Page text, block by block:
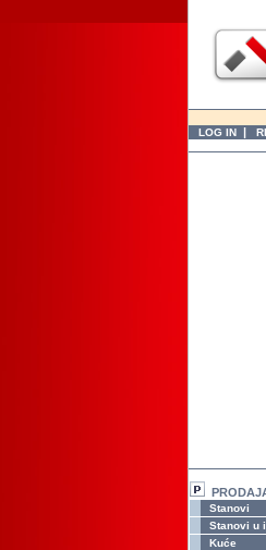
LOG IN |
Stanovi
Stanovi u
Kuće